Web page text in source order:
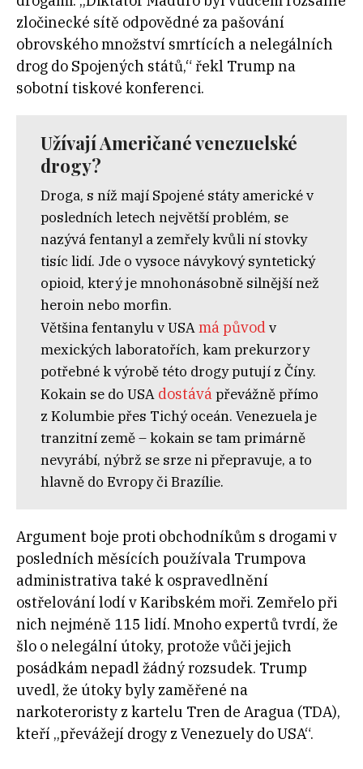
zločinecké sítě odpovědné za pašování
obrovského množství smrtících a nelegálních
drog do Spojených států,“ řekl Trump na
sobotní tiskové konferenci.
Užívají Američané venezuelské
drogy?
Droga, s níž mají Spojené státy americké v
posledních letech největší problém, se
nazývá fentanyl a zemřely kvůli ní stovky
tisíc lidí. Jde o vysoce návykový syntetický
opioid, který je mnohonásobně silnější než
heroin nebo morfin.
Většina fentanylu v USAmá původv
mexických laboratořích, kam prekurzory
potřebné k výrobě této drogy putují z Číny.
Kokain se do USA dostávápřevážně přímo
z Kolumbie přes Tichý oceán. Venezuela je
tranzitní země – kokain se tam primárně
nevyrábí, nýbrž se srze ni přepravuje, a to
hlavně do Evropy či Brazílie.
Argument boje proti obchodníkům s drogami v
posledních měsících používala Trumpova
administrativa také k ospravedlnění
ostřelování lodí v Karibském moři. Zemřelo při
nich nejméně 115 lidí. Mnoho expertů tvrdí, že
šlo o nelegální útoky, protože vůči jejich
posádkám nepadl žádný rozsudek. Trump
uvedl, že útoky byly zaměřené na
narkoteroristy z kartelu Tren de Aragua (TDA),
kteří „převážejí drogy z Venezuely do USA“.